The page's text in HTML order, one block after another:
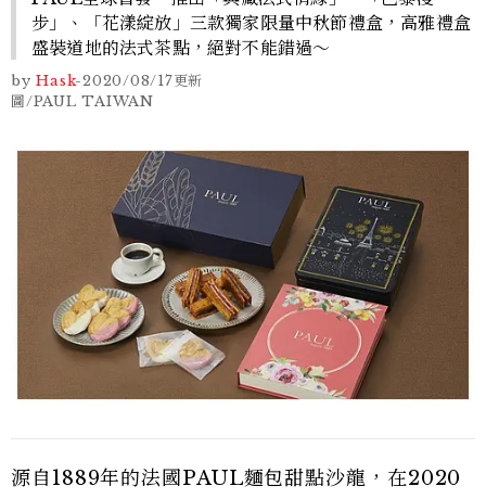
步」、「花漾綻放」三款獨家限量中秋節禮盒，高雅禮盒
盛裝道地的法式茶點，絕對不能錯過～
by Hask-2020/08/17更新
圖/PAUL TAIWAN
源自1889年的法國PAUL麵包甜點沙龍，在2020